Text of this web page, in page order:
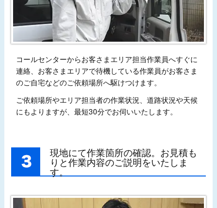
コールセンターからお客さまエリア担当作業員へすぐに
連絡、お客さまエリアで待機している作業員がお客さま
のご自宅などのご依頼場所へ駆けつけます。
ご依頼場所やエリア担当者の作業状況、道路状況や天候
にもよりますが、最短30分でお伺いいたします。
現地にて作業箇所の確認。お見積も
りと作業内容のご説明をいたしま
す。